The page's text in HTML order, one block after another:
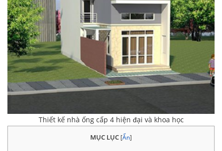
Thiết kế nhà ống cấp 4 hiện đại và khoa học
MỤC LỤC [Ẩn]